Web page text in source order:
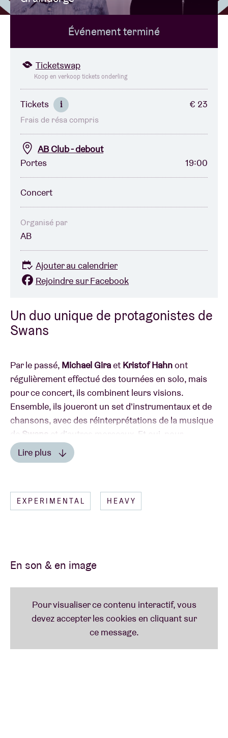
Location de salles
BRDCST
Chèque-concert
À propos de l'AB
Un duo unique de protagonistes de
Swans
Par le passé, Michael Giraet Kristof Hahnont
régulièrement effectué des tournées en solo, mais
pour ce concert, ils combinent leurs visions.
Ensemble, ils joueront un set d'instrumentaux et de
chansons, avec des réinterprétations de la musique
de Swans
et d'autres morceaux. Et oui, pour
l'occasion, ils porteront des costumes d'animaux.
Bon amusement !
Lire plus
EXPERIMENTAL HEAVY
En son & en image
Événement terminé
Ticketswap
Koop en verkoop tickets onderling
Tickets i € 23
Frais de résa compris
AB Club - debout
Portes
19:00
Concert
Organisé par
AB
Ajouter au calendrier
Rejoindre sur Facebook